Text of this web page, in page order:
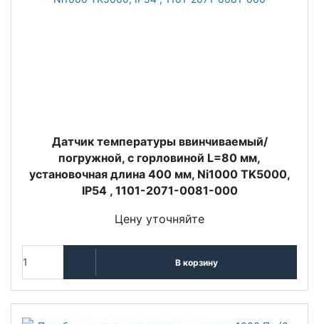
Датчик температуры ввинчиваемый/
погружной, с горловиной L=80 мм,
установочная длина 400 мм, Ni1000 TK5000,
IP54 , 1101-2071-0081-000
Цену уточняйте
В корзину